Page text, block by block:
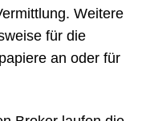
Weitere
für die
an oder für